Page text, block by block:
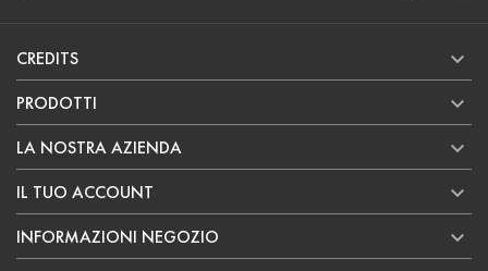
CREDITS 
PRODOTTI 
LA NOSTRA AZIENDA 
IL TUO ACCOUNT 
INFORMAZIONI NEGOZIO 